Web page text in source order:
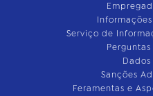
Serviço de
Sanções
Feramentas e